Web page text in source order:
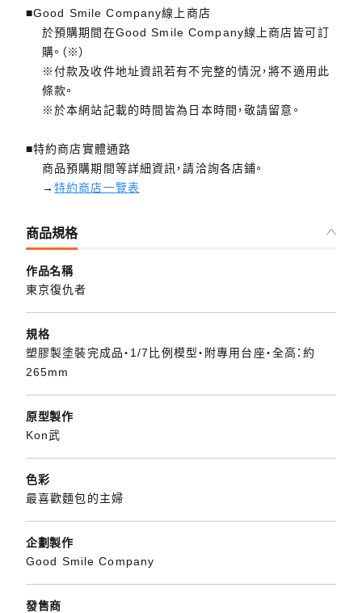
■Good Smile Company線上商店
於預購期間在Good Smile Company線上商店皆可訂
購。（※）
※付款及收件地址資訊若有不完整的情況，將不適用此
條款。
※於本網站記載的時間皆為日本時間，敬請留意。
■特約商店實體通路
商品預購期間等詳細資訊，請洽詢各店鋪。
→特約商店一覽表
商品規格
作品名稱
東京復仇者
規格
塑膠製塗裝完成品・1/7比例模型・附專用台座・全高：約
265mm
原型製作
Kon武
色彩
最喜歡麵包的主婦
企劃製作
Good Smile Company
發售商